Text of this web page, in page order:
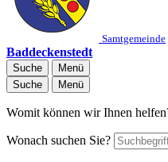
Samtgemeinde
Baddeckenstedt
Suche
Menü
Suche
Menü
Womit können wir Ihnen
Wonach suchen Sie?